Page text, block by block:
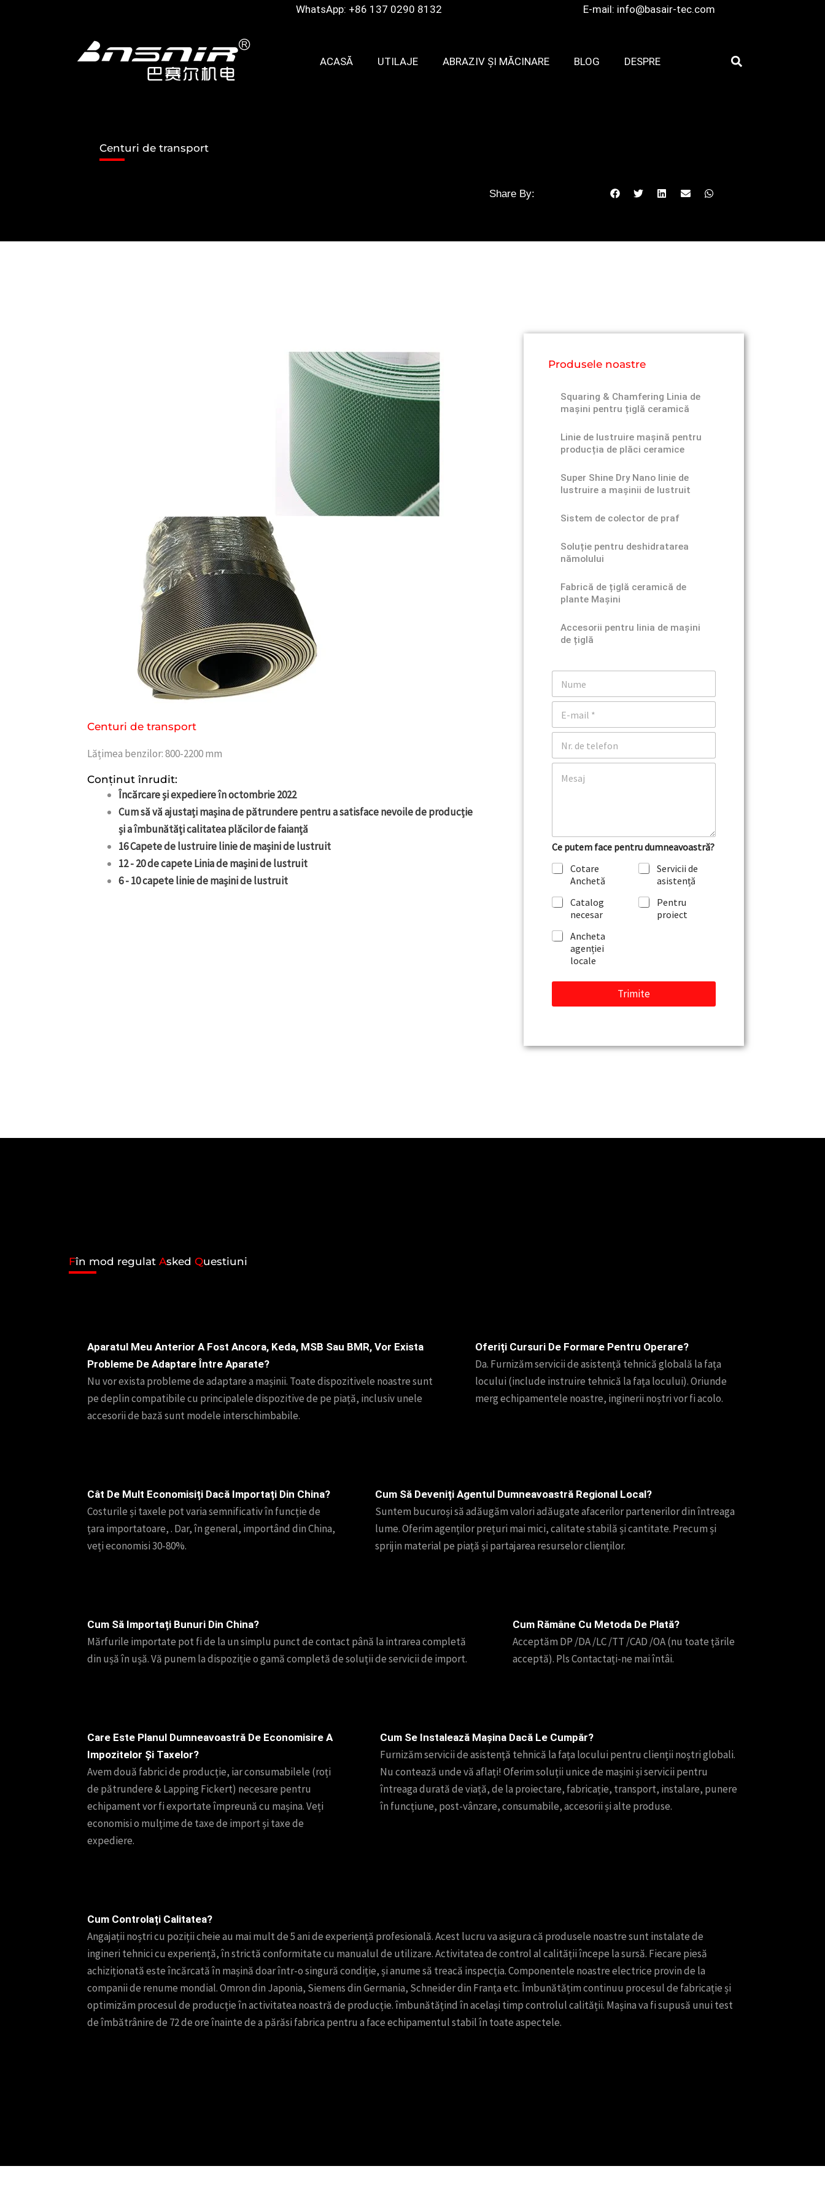
WhatsApp: +86 137 0290 8132 E-mail: info@basair-tec.com
ACASĂ UTILAJE ABRAZIV ȘI MĂCINARE BLOG DESPRE
Centuri de transport
Share By:
Centuri de transport
Lățimea benzilor: 800-2200 mm
Conținut înrudit:
Încărcare și expediere în octombrie 2022
Cum să vă ajustați mașina de pătrundere pentru a satisface nevoile de producție
și a îmbunătăți calitatea plăcilor de faianță
16 Capete de lustruire linie de mașini de lustruit
12 - 20 de capete Linia de mașini de lustruit
6 - 10 capete linie de mașini de lustruit
Produsele noastre
Squaring & Chamfering Linia de
mașini pentru țiglă ceramică
Linie de lustruire mașină pentru
producția de plăci ceramice
Super Shine Dry Nano linie de
lustruire a mașinii de lustruit
Sistem de colector de praf
Soluție pentru deshidratarea
nămolului
Fabrică de țiglă ceramică de
plante Mașini
Accesorii pentru linia de mașini
de țiglă
N
m
E
a
*
T
l
C
a
r
i
u
a
u
e
s
Ce putem face pentru dumneavoastră?
Cotare
Anchetă
Servicii de
asistență
Catalog
necesar
Pentru
proiect
Ancheta
agenției
locale
Trimite
Fîn mod regulat Asked Questiuni
Aparatul Meu Anterior A Fost Ancora, Keda, MSB Sau BMR, Vor Exista
Probleme De Adaptare Între Aparate?
Nu vor exista probleme de adaptare a mașinii. Toate dispozitivele noastre sunt
pe deplin compatibile cu principalele dispozitive de pe piață, inclusiv unele
accesorii de bază sunt modele interschimbabile.
Oferiți Cursuri De Formare Pentru Operare?
Da. Furnizăm servicii de asistență tehnică globală la fața
locului (include instruire tehnică la fața locului). Oriunde
merg echipamentele noastre, inginerii noștri vor fi acolo.
Cât De Mult Economisiți Dacă Importați Din China?
Costurile și taxele pot varia semnificativ în funcție de
țara importatoare, . Dar, în general, importând din China,
veți economisi 30-80%.
Cum Să Deveniți Agentul Dumneavoastră Regional Local?
Suntem bucuroși să adăugăm valori adăugate afacerilor partenerilor din întreaga
lume. Oferim agenților prețuri mai mici, calitate stabilă și cantitate. Precum și
sprijin material pe piață și partajarea resurselor clienților.
Cum Să Importați Bunuri Din China?
Mărfurile importate pot fi de la un simplu punct de contact până la intrarea completă
din ușă în ușă. Vă punem la dispoziție o gamă completă de soluții de servicii de import.
Cum Rămâne Cu Metoda De Plată?
Acceptăm DP /DA /LC /TT /CAD /OA (nu toate țările
acceptă). Pls Contactați-ne mai întâi.
Care Este Planul Dumneavoastră De Economisire A
Impozitelor Și Taxelor?
Avem două fabrici de producție, iar consumabilele (roți
de pătrundere & Lapping Fickert) necesare pentru
echipament vor fi exportate împreună cu mașina. Veți
economisi o mulțime de taxe de import și taxe de
expediere.
Cum Se Instalează Mașina Dacă Le Cumpăr?
Furnizăm servicii de asistență tehnică la fața locului pentru clienții noștri globali.
Nu contează unde vă aflați! Oferim soluții unice de mașini și servicii pentru
întreaga durată de viață, de la proiectare, fabricație, transport, instalare, punere
în funcțiune, post-vânzare, consumabile, accesorii și alte produse.
Cum Controlați Calitatea?
Angajații noștri cu poziții cheie au mai mult de 5 ani de experiență profesională. Acest lucru va asigura că produsele noastre sunt instalate de
ingineri tehnici cu experiență, în strictă conformitate cu manualul de utilizare. Activitatea de control al calității începe la sursă. Fiecare piesă
achiziționată este încărcată în mașină doar într-o singură condiție, și anume să treacă inspecția. Componentele noastre electrice provin de la
companii de renume mondial. Omron din Japonia, Siemens din Germania, Schneider din Franța etc. Îmbunătățim continuu procesul de fabricație și
optimizăm procesul de producție în activitatea noastră de producție. îmbunătățind în același timp controlul calității. Mașina va fi supusă unui test
de îmbătrânire de 72 de ore înainte de a părăsi fabrica pentru a face echipamentul stabil în toate aspectele.